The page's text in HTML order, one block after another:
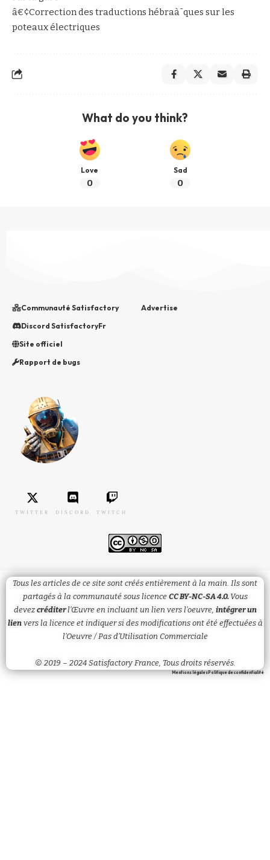
â€¢Correction des traductions hébraà¯ques sur les
poteaux électriques
What do you think?
Love
0
Sad
0
Communauté Satisfactory
Discord SatisfactoryFr
Site officiel
Rapport de bugs
Advertise
TWITTER DISCORD TWITCH
Tous les articles de ce site sont créés entièrement à la main. Ils sont
partagés à la communauté sous licence CC BY-NC-SA 4.0. Vous
devez créditerl’Œuvre en incluant un lien vers l’oeuvre, intégrer un
lienvers la licence et indiquersi des modifications ont été effectuées à
l’Oeuvre / Pas d’Utilisation Commerciale
© 2019 – 2024 Satisfactory France, Tous droits réservés.
Mentions légales Politique de confidentialité